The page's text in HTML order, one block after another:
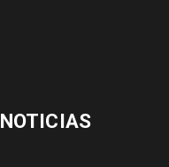
NOTICIAS